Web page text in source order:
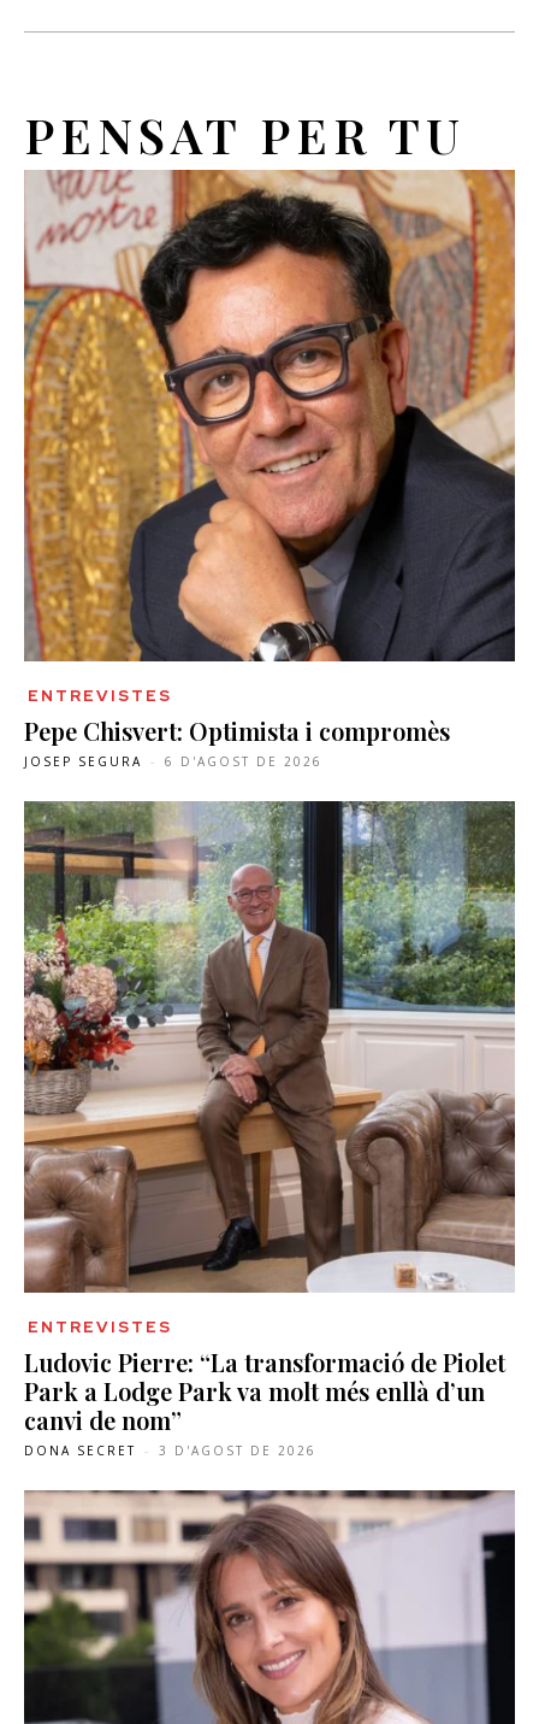
PENSAT PER TU
ENTREVISTES
Pepe Chisvert: Optimista i compromès
JOSEP SEGURA - 6 D'AGOST DE 2026
ENTREVISTES
Ludovic Pierre: “La transformació de Piolet
Park a Lodge Park va molt més enllà d’un
canvi de nom”
DONA SECRET - 3 D'AGOST DE 2026